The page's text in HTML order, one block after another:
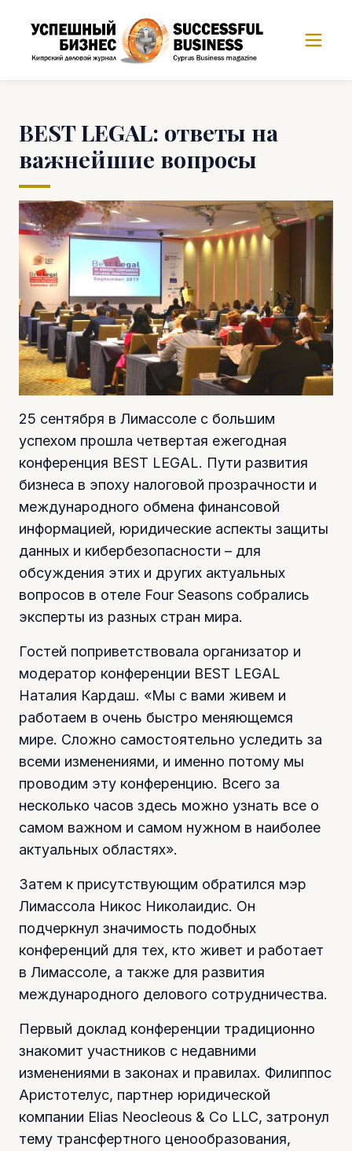
BEST LEGAL: ответы на
важнейшие вопросы
25 сентября в Лимассоле с большим
успехом прошла четвертая ежегодная
конференция BEST LEGAL. Пути развития
бизнеса в эпоху налоговой прозрачности и
международного обмена финансовой
информацией, юридические аспекты защиты
данных и кибербезопасности – для
обсуждения этих и других актуальных
вопросов в отеле Four Seasons собрались
эксперты из разных стран мира.
Гостей поприветствовала организатор и
модератор конференции BEST LEGAL
Наталия Кардаш. «Мы с вами живем и
работаем в очень быстро меняющемся
мире. Сложно самостоятельно уследить за
всеми изменениями, и именно потому мы
проводим эту конференцию. Всего за
несколько часов здесь можно узнать все о
самом важном и самом нужном в наиболее
актуальных областях».
Затем к присутствующим обратился мэр
Лимассола Никос Николаидис. Он
подчеркнул значимость подобных
конференций для тех, кто живет и работает
в Лимассоле, а также для развития
международного делового сотрудничества.
Первый доклад конференции традиционно
знакомит участников с недавними
изменениями в законах и правилах. Филиппос
Аристотелус, партнер юридической
компании Elias Neocleous & Co LLC, затронул
тему трансфертного ценообразования,